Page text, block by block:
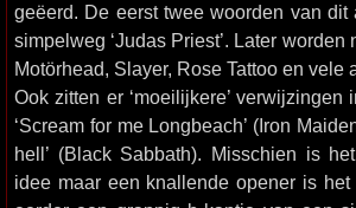
geëerd. De eerst twee woorden van
simpelweg ‘Judas Priest’. Later
Motörhead, Slayer, Rose Tattoo en vele
Ook zitten er ‘moeilijkere’ verwijzingen
‘Scream for me Longbeach’ (Iron
hell’ (Black Sabbath). Misschien is
idee maar een knallende opener is